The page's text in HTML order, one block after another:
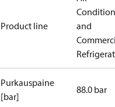
Product line
and
Purkauspaine
[bar]
88.0 bar